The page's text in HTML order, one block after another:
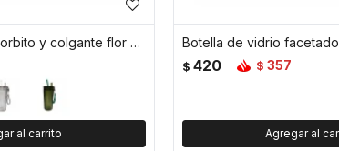
Vaso acrílico con sorbito y colgante flor 750ml - Negro
$ 420 $ 357